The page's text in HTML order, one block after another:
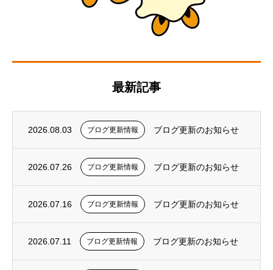
最新記事
2026.08.03 ブログ更新情報 ブログ更新のお知らせ
2026.07.26 ブログ更新情報 ブログ更新のお知らせ
2026.07.16 ブログ更新情報 ブログ更新のお知らせ
2026.07.11 ブログ更新情報 ブログ更新のお知らせ